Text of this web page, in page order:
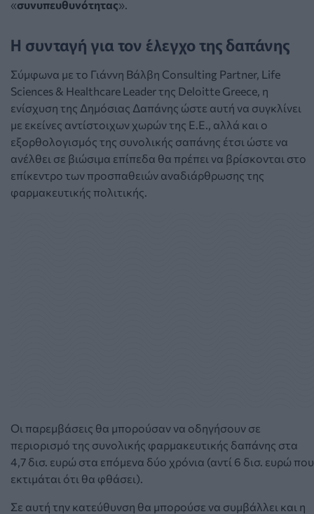
«συνυπευθυνότητας».
Η συνταγή για τον έλεγχο της δαπάνης
Σύμφωνα με το Γιάννη Βάλβη Consulting Partner, Life
Sciences & Healthcare Leader της Deloitte Greece, η
ενίσχυση της Δημόσιας Δαπάνης ώστε αυτή να συγκλίνει
με εκείνες αντίστοιχων χωρών της Ε.Ε., αλλά και ο
εξορθολογισμός της συνολικής σαπάνης έτσι ώστε να
ανέλθει σε βιώσιμα επίπεδα θα πρέπει να βρίσκονται στο
επίκεντρο των προσπαθειών αναδιάρθρωσης της
φαρμακευτικής πολιτικής.
Οι παρεμβάσεις θα μπορούσαν να οδηγήσουν σε
περιορισμό της συνολικής φαρμακευτικής δαπάνης στα
4,7 δισ. ευρώ στα επόμενα δύο χρόνια (αντί 6 δισ. ευρώ που
εκτιμάται ότι θα φθάσει).
Σε αυτή την κατεύθυνση θα μπορούσε να συμβάλλει και η